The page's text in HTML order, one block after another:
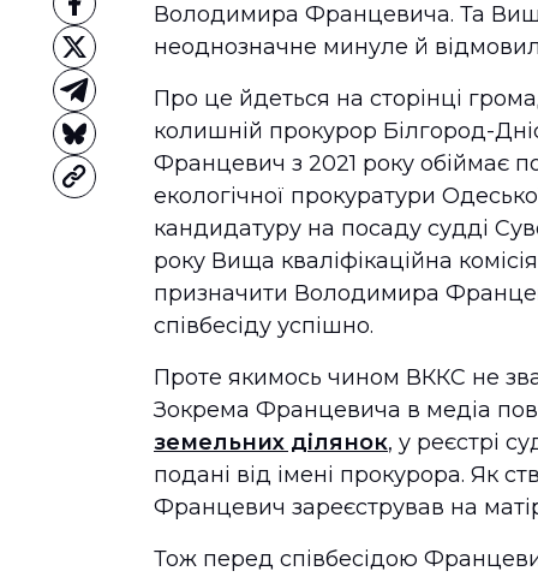
Володимира Францевича. Та
неоднозначне минуле й
Про це йдеться на сторінці
колишній прокурор Білгород-
Францевич з 2021 року обіймає
екологічної прокуратури
кандидатуру на посаду судді
року Вища кваліфікаційна
призначити Володимира
співбесіду успішно.
Проте якимось чином ВККС не
Зокрема Францевича в медіа
земельних ділянок, у реєстрі
подані від імені прокурора. Як
Францевич зареєстрував на
Тож перед співбесідою